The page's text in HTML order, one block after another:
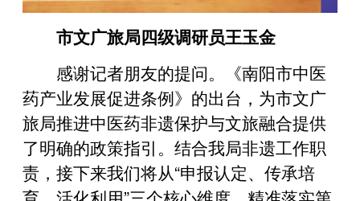
市文广旅局四级调研员王玉金
感谢记者朋友的提问。《南阳市中医
药产业发展促进条例》的出台，为市文广
旅局推进中医药非遗保护与文旅融合提供
了明确的政策指引。结合我局非遗工作职
责，接下来我们将从“申报认定、传承培